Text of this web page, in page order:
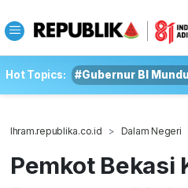
Hot Topics: #Gubernur BI
Ihram.republika.co.id Dalam Negeri
Pemkot Bekasi